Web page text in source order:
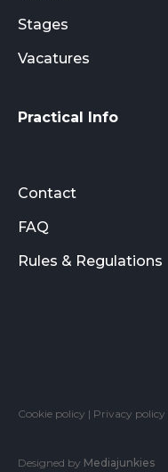
Stages
Vacatures
Practical Info
Contact
FAQ
Rules & Regulations
Cookie policy | Privacy policy
Designed by Mediajunkies